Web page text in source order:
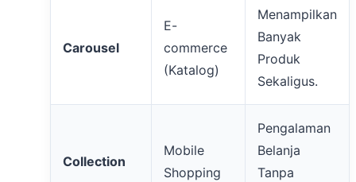
Carousel
E-
commerce
(Katalog)
Menampilkan
Banyak
Produk
Sekaligus.
Collection
Mobile
Shopping
Pengalaman
Belanja
Tanpa